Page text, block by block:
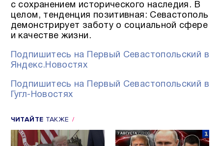
с сохранением исторического наследия. В
целом, тенденция позитивная: Севастополь
демонстрирует заботу о социальной сфере
и качестве жизни.
Подпишитесь на Первый Севастопольский в
Яндекс.Новостях
Подпишитесь на Первый Севастопольский в
Гугл-Новостях
ЧИТАЙТЕ ТАКЖЕ